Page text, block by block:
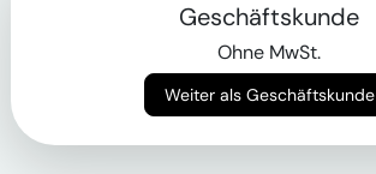
Geschäftskunde
Ohne MwSt.
Weiter als Geschäftskunde